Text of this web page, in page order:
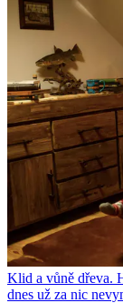
Klid a vůně dřeva.
dnes už za nic